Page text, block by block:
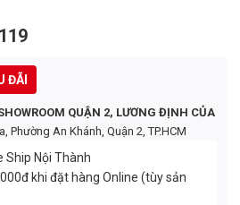
ĐÃI
QUẬN 2, LƯƠNG ĐỊNH CỦA
Phường An Khánh, Quận 2, TP.HCM
Ship Nội Thành
khi đặt hàng Online (tùy sản